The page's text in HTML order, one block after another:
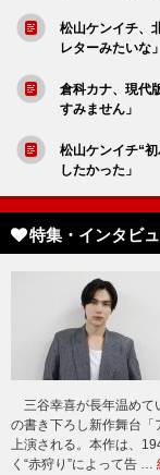
松山ケンイチ、
レターみたいな」
倉科カナ、現代
すみません」
松山ケンイチ“
したかった」
特集・インタビ
三谷幸喜が長年温めて
の書き下ろし新作舞台
上演される。本作は、
く“赤狩り”によって告 …